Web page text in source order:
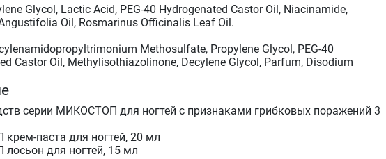
Glycol, Lactic Acid, PEG-40 Hydrogenated Castor Oil, Niаcinamide,
Oil, Rosmarinus Officinalis Leaf Oil.
Methosulfate, Propylenе Glycol, PEG-40
Castor Oil, Methylisothiazolinone, Decylene Glycol, Parfum, Disodium
серии МИКОСТОП для ногтей с признаками грибковых поражений 3
паста для ногтей, 20 мл
для ногтей, 15 мл